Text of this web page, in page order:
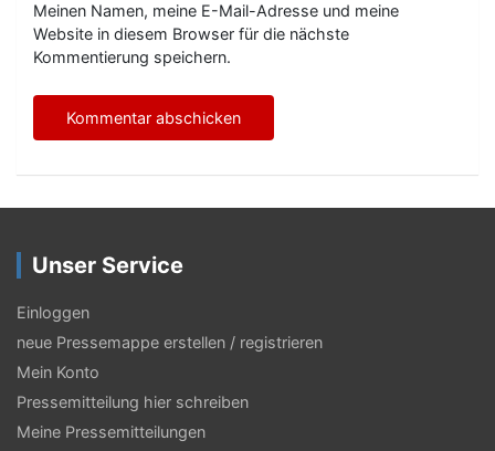
Meinen Namen, meine E-Mail-Adresse und meine
Website in diesem Browser für die nächste
Kommentierung speichern.
Unser Service
Einloggen
neue Pressemappe erstellen / registrieren
Mein Konto
Pressemitteilung hier schreiben
Meine Pressemitteilungen